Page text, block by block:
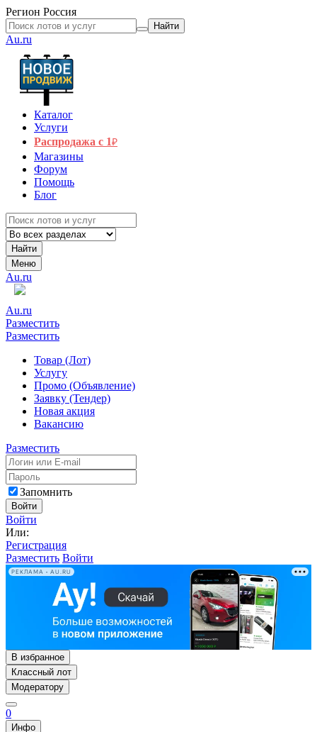
Регион Россия
Найти
Au.ru
Каталог
Услуги
Распродажа с 1₽
Магазины
Форум
Помощь
Блог
Найти
Меню
Au.ru
Au.ru
Разместить
Разместить
Товар (Лот)
Услугу
Промо (Объявление)
Заявку (Тендер)
Новая акция
Вакансию
Разместить
Запомнить
Войти
Войти
Или:
Регистрация
Разместить Войти
РЕКЛАМА • AU.RU
В избранное
Классный лот
Модератору
0
Инфо